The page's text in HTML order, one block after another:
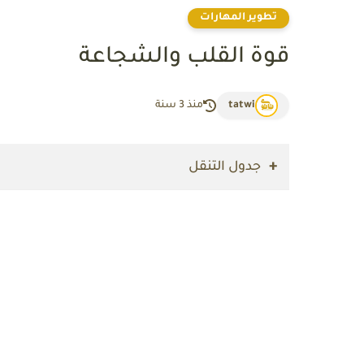
تطوير المهارات
قوة القلب والشجاعة
tatwi منذ 3 سنة
جدول التنقل